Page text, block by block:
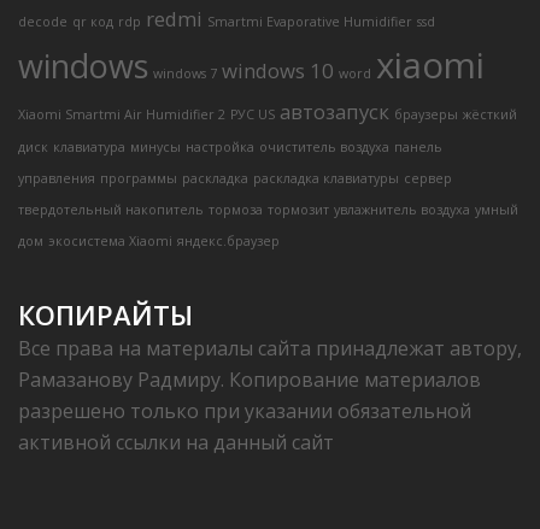
decode qr код rdp redmi Smartmi Evaporative Humidifier ssd
windows windows 7 windows 10 word xiaomi
Xiaomi Smartmi Air Humidifier 2 РУС US автозапуск браузеры жёсткий
диск клавиатура минусы настройка очиститель воздуха панель
управления программы раскладка раскладка клавиатуры сервер
твердотельный накопитель тормоза тормозит увлажнитель воздуха умный
дом экосистема Xiaomi яндекс.браузер
КОПИРАЙТЫ
Все права на материалы сайта принадлежат автору,
Рамазанову Радмиру. Копирование материалов
разрешено только при указании обязательной
активной ссылки на данный сайт